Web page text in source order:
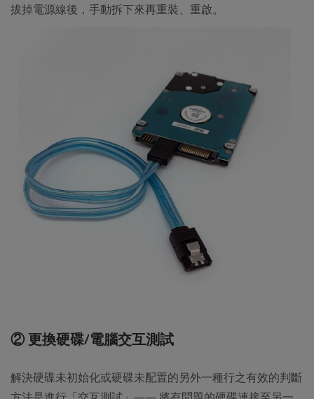
拔掉電源線後，手動拆下來再重裝、重啟。
② 更換硬碟/電腦交互測試
解決硬碟未初始化或硬碟未配置的另外一種行之有效的判斷